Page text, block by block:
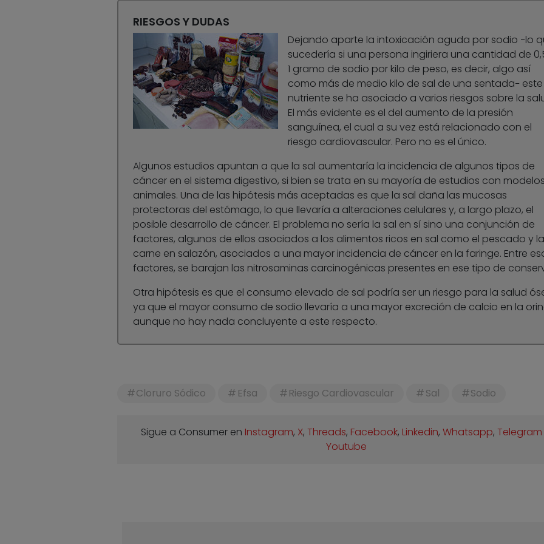
RIESGOS Y DUDAS
Dejando aparte la intoxicación aguda por sodio −lo
sucedería si una persona ingiriera una cantidad de
1 gramo de sodio por kilo de peso, es decir, algo así
como más de medio kilo de sal de una sentada− este
nutriente se ha asociado a varios riesgos sobre la
El más evidente es el del aumento de la presión
sanguínea, el cual a su vez está relacionado con el
riesgo cardiovascular. Pero no es el único.
Algunos estudios apuntan a que la sal aumentaría la incidencia de algunos tipos de
cáncer en el sistema digestivo, si bien se trata en su mayoría de estudios con modelos
animales. Una de las hipótesis más aceptadas es que la sal daña las mucosas
protectoras del estómago, lo que llevaría a alteraciones celulares y, a largo plazo, el
posible desarrollo de cáncer. El problema no sería la sal en sí sino una conjunción de
factores, algunos de ellos asociados a los alimentos ricos en sal como el pescado y la
carne en salazón, asociados a una mayor incidencia de cáncer en la faringe. Entre
factores, se barajan las nitrosaminas carcinogénicas presentes en ese tipo de
Otra hipótesis es que el consumo elevado de sal podría ser un riesgo para la salud
ya que el mayor consumo de sodio llevaría a una mayor excreción de calcio en la
aunque no hay nada concluyente a este respecto.
Cloruro Sódico Efsa Riesgo Cardiovascular Sal Sodio
Sigue a Consumer en Instagram, X,Threads, Facebook, Linkedin,Whatsapp,Telegram
Youtube